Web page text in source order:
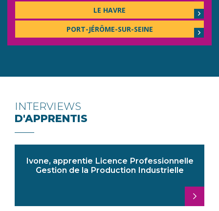
LE HAVRE
PORT-JÉRÔME-SUR-SEINE
INTERVIEWS
D'APPRENTIS
Ivone, apprentie Licence Professionnelle
Gestion de la Production Industrielle